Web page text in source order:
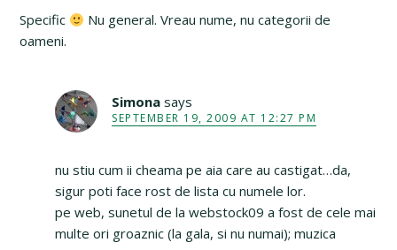
Specific
Nu general. Vreau nume, nu categorii de
oameni.
Simona says
SEPTEMBER 19, 2009 AT 12:27 PM
nu stiu cum ii cheama pe aia care au castigat…da,
sigur poti face rost de lista cu numele lor.
pe web, sunetul de la webstock09 a fost de cele mai
multe ori groaznic (la gala, si nu numai); muzica